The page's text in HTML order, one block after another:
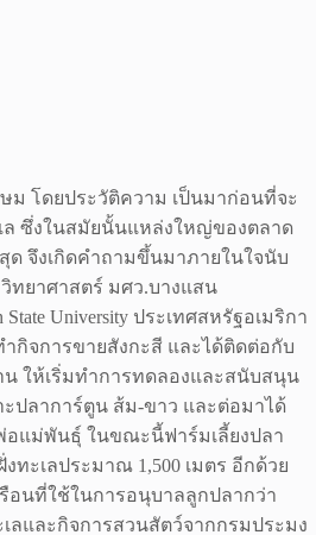
โดยประวัติความ เป็นมาก่อนที่จะ
ล ซึ่งในสมัยนั้นแหล่งใหญ่ของตลาด
จึงเกิดคำถามขึ้นมาภายในใจนับ
ทยาศาสตร์ มศว.บางแสน
University ประเทศสหรัฐอเมริกา
กิจการขายสังกะสี และได้ติดต่อกับ
ให้เริ่มทำการทดลองและสนับสนุน
ปลาการ์ตูน ส้ม-ขาว และต่อมาได้
อแม่พันธุ์ ในขณะนี้ฟาร์มเลี้ยงปลา
ทะเลประมาณ 1,500 เมตร อีกด้วย
อนที่ใช้ในการอนุบาลลูกปลากว่า
ลและกิจการสวนสัตว์จากกรมประมง